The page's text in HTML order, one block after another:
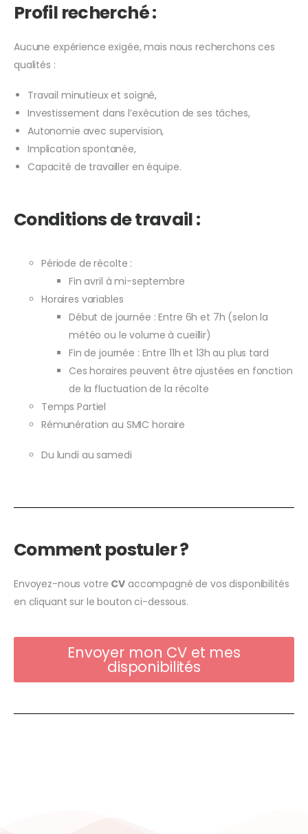
Profil recherché :
Aucune expérience exigée, mais nous recherchons ces
qualités :
Travail minutieux et soigné,
Investissement dans l’exécution de ses tâches,
Autonomie avec supervision,
Implication spontanée,
Capacité de travailler en équipe.
Conditions de travail :
Période de récolte :
Fin avril à mi-septembre
Horaires variables
Début de journée : Entre 6h et 7h (selon la
météo ou le volume à cueillir)
Fin de journée : Entre 11h et 13h au plus tard
Ces horaires peuvent être ajustées en fonction
de la fluctuation de la récolte
Temps Partiel
Rémunération au SMIC horaire
Du lundi au samedi
Comment postuler ?
Envoyez-nous votre CV accompagné de vos disponibilités
en cliquant sur le bouton ci-dessous.
Envoyer mon CV et mes
disponibilités